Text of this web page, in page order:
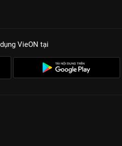
VieON tại